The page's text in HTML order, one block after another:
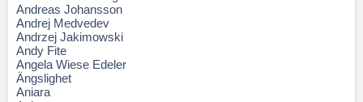
Andreas Johansson
Andrej Medvedev
Andrzej Jakimowski
Andy Fite
Angela Wiese Edeler
Ängslighet
Aniara